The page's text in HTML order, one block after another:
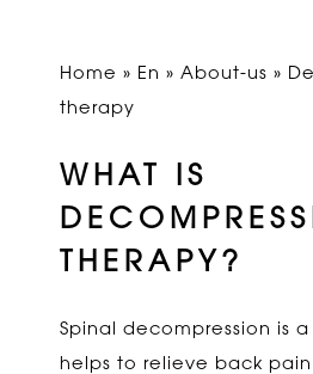
Home » En » About-us »
therapy
WHAT IS
THERAPY?
Spinal decompression is
helps to relieve back